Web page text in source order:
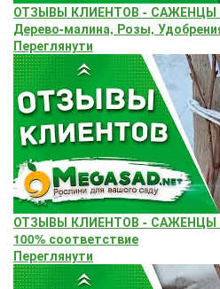
ОТЗЫВЫ КЛИЕНТОВ - САЖЕНЦЫ
Дерево-малина, Розы,
Переглянути
ОТЗЫВЫ КЛИЕНТОВ - САЖЕНЦЫ
100% соответствие
Переглянути